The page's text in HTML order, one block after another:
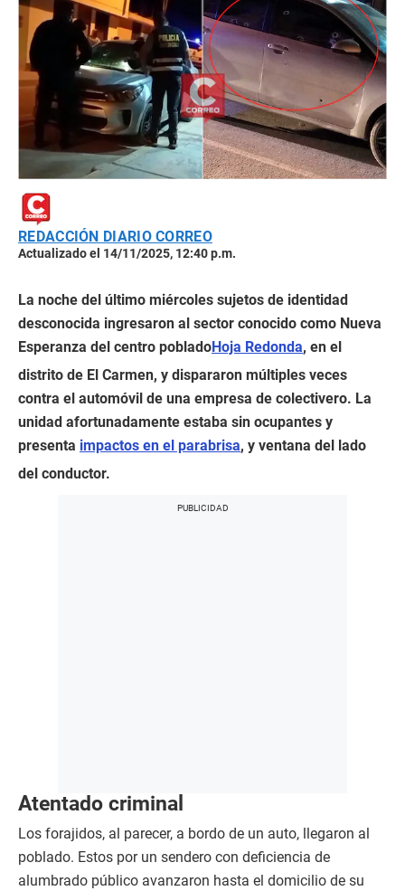
REDACCIÓN DIARIO CORREO
Actualizado el 14/11/2025, 12:40 p.m.
La noche del último miércoles sujetos de identidad
desconocida ingresaron al sector conocido como Nueva
Esperanza del centro pobladoHoja Redonda, en el
distrito de El Carmen, y dispararon múltiples veces
contra el automóvil de una empresa de colectivero. La
unidad afortunadamente estaba sin ocupantes y
presenta impactos en el parabrisa, y ventana del lado
del conductor.
Atentado criminal
Los forajidos, al parecer, a bordo de un auto, llegaron al
poblado. Estos por un sendero con deficiencia de
alumbrado público avanzaron hasta el domicilio de su